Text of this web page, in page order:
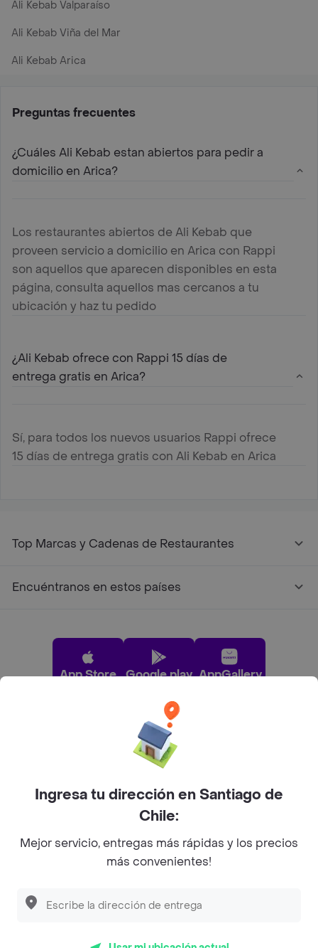
Descubre las PROMOCIONES que tenemos
Ali Kebab Valparaíso
Ali Kebab Viña del Mar
Ali Kebab Arica
Preguntas frecuentes
¿Cuáles Ali Kebab estan abiertos para pedir a
domicilio en Arica?
Los restaurantes abiertos de Ali Kebab que
proveen servicio a domicilio en Arica con Rappi
son aquellos que aparecen disponibles en esta
página, consulta aquellos mas cercanos a tu
ubicación y haz tu pedido
¿Ali Kebab ofrece con Rappi 15 días de
entrega gratis en Arica?
Sí, para todos los nuevos usuarios Rappi ofrece
15 días de entrega gratis con Ali Kebab en Arica
Top Marcas y Cadenas de Restaurantes
Encuéntranos en estos países
App Store Google play AppGallery
Pide tu comida favorita cerca de ti
Categorías
Ingresa tu dirección en Santiago de
Chile:
Mejor servicio, entregas más rápidas y los precios
más convenientes!